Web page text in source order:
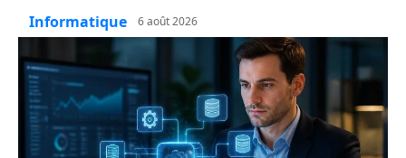
Informatique 6 août 2026